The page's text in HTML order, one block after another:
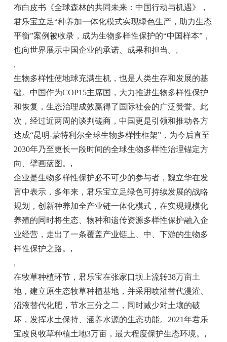
布白皮书《全球森林的共同未来： 中国行动与机遇》，
君乐宝立足“种养加一体化模式实现绿色生产，助力生态
平衡”案例被收录，成为生物多样性保护的“中国样本”，
也向世界展示中国企业的承诺、成果和担当。 ,
,
生物多样性使地球充满生机，也是人类生存和发展的基
础。 中国作为COP15主席国，大力推进生物多样性保护
和恢复，生态治理成效赢得了国际社会的广泛赞誉。此
次，经过近两周的谈判磋商， 中国更是引领和推动各方
达成“昆明-蒙特利尔全球生物多样性框架”，为今后直至
2030年乃至更长一段时间的全球生物多样性治理锚定方
向、擘画蓝图。 ,
企业是生物多样性保护必不可少的参与者，魏立华在发
言中表示，多年来，君乐宝立足绿色可持续发展的战略
规划，创新种养加全产业链一体化模式，在实现规模化
养殖的同时将生态、物种和遗传资源多样性保护融入企
业经营，走出了一条覆盖产业链上、中、下游的生物多
样性保护之路。 ,
,
在牧草种植环节，君乐宝在张家口坝上流转38万亩土
地，建立原生态牧草种植基地，并采用喷灌替代漫灌、
沼液替代化肥，节水三分之二，同时减少对土壤的破
坏，发挥水土保持、涵养水源的生态功能。2021年君乐
宝改良牧草种植土地3万亩，最大程度保护生态环境。 ,